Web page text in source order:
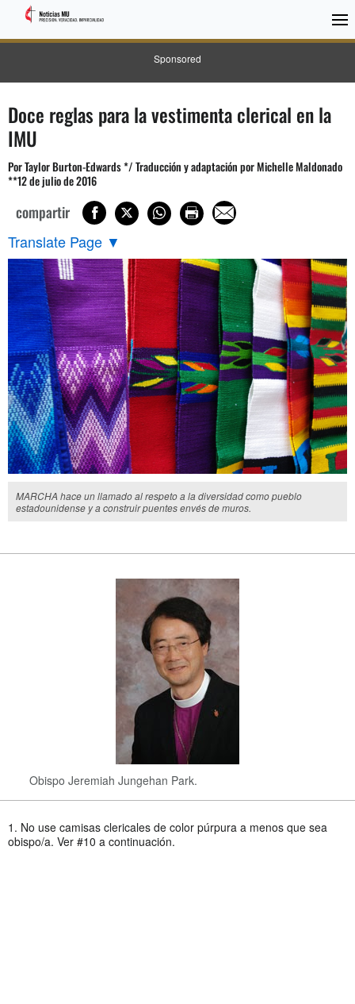
Sponsored
Doce reglas para la vestimenta clerical en la
IMU
Por Taylor Burton-Edwards */ Traducción y adaptación por Michelle Maldonado
**12 de julio de 2016
compartir
Translate Page ▼
MARCHA hace un llamado al respeto a la diversidad como pueblo
estadounidense y a construir puentes envés de muros.
Obispo Jeremiah Jungehan Park.
1. No use camisas clericales de color púrpura a menos que sea
obispo/a. Ver #10 a continuación.